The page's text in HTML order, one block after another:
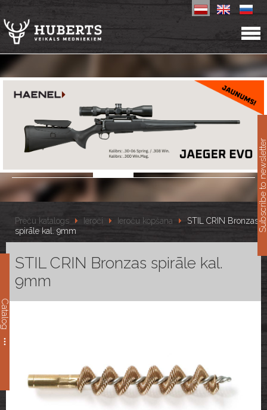
Catalog
Preču katalogs Ieroči Ieroču kopšana
STIL CRIN Bronzas
spirāle kal. 9mm
STIL CRIN Bronzas spirāle kal.
9mm
Subscribe